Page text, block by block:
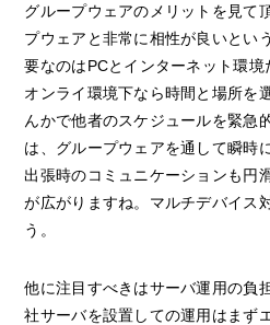
グループウェアのメリットを見て
プウェアと非常に相性が良いとい
要なのはPCとインターネット環
オンライ環境下なら時間と場所を
んかで他者のスケジュールを緊急
は、グループウェアを通して瞬時
出張時のコミュニケーションも円
が広がりますね。マルチデバイス
う。
他に注目すべきはサーバ運用の負
社サーバを設置しての運用はまず